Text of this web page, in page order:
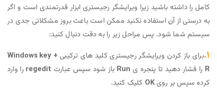
باشید زیرا ویرایشگر رجیستری ابزار قدرتمندی است و اگر
استفاده نکنید ممکن است باعث بروز مشکلاتی جدی در
پس مراحل زیر را به دقت دنبال کنید:
ویرایشگر رجیستری کلید های ترکیبیWindows key +
تا پنجره یRun باز شود سپس عبارتregedit را وارد
رویOKکلیک کنید.